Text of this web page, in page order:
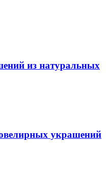
из натуральных
украшений